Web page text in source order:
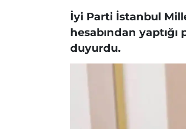
İyi Parti İstanbul
hesabından
duyurdu.